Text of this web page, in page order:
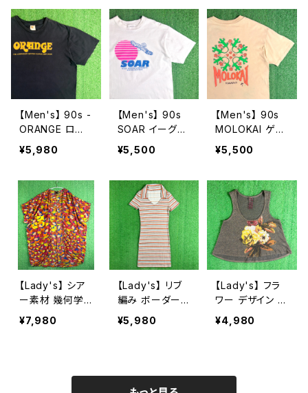
T-Shirt スリップ
ノット 2277
Shirt 古着 ウッ
ディー・ウッドペ
ッカー チリー・
ウィリー 2276
QUID BLUE ピ
ンクフロイド N1
583
【Men's】 90s -
ORANGE ロゴ
Tシャツ / 90年
代 ティーシャツ
ギターアンプ 古
着 2271
¥5,980
【Men's】 90s
SOAR イーグル
イラスト Tシャツ
/ アメリカ製 US
ィーシャツ T-Sh
irt 古着 2270
¥5,500
【Men's】 90s
MOLOKAI ゲッ
コー イラスト T
シャツ / アメリ
年代 ティーシャ
ツ T-Shirt ハワ
イ 2269
¥5,500
【Lady's】 シア
ー素材 幾何学
柄 羽織り シャツ
/ 古着 半袖 ガ
¥7,980
【Lady's】 リブ
編み ボーダー
スキッパー ワン
ピース / 古着 ワ
¥5,980
【Lady's】 フラ
ワー デザイン ラ
メ入り タンクト
ップ / アメリカ
¥4,980